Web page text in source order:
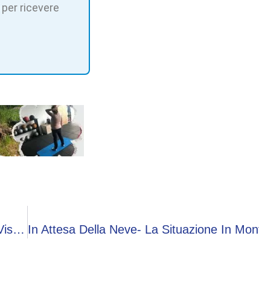
per ricevere
Aperture Straordinarie All’Accademia Tadini Con Visite Tematiche E Laboratori Dedicati Ai Più Piccol